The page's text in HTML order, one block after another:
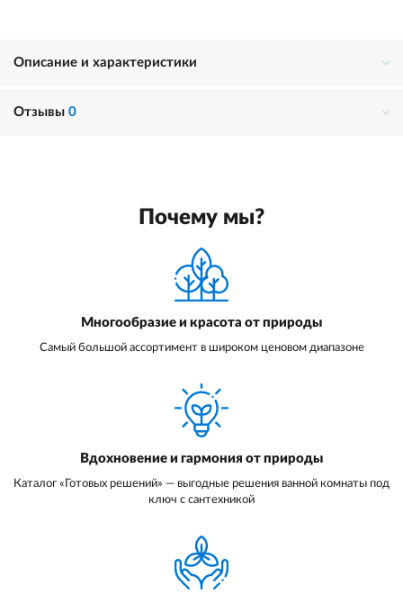
Описание и характеристики
Отзывы 0
Почему мы?
Многообразие и красота от природы
Самый большой ассортимент в широком ценовом диапазоне
Вдохновение и гармония от природы
Каталог «Готовых решений» — выгодные решения ванной комнаты под
ключ с сантехникой